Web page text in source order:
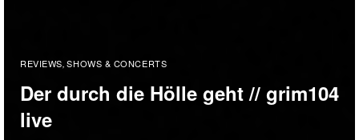
REVIEWS SHOWS & CONCERTS
Der durch die Hölle geht // grim104
live